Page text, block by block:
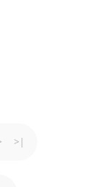
>|